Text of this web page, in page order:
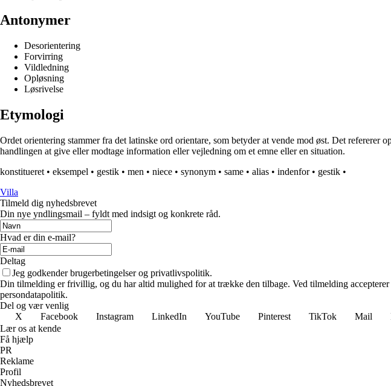
Antonymer
Desorientering
Forvirring
Vildledning
Opløsning
Løsrivelse
Etymologi
Ordet orientering stammer fra det latinske ord orientare, som betyder at vende mod øst. Det
handlingen at give eller modtage information eller vejledning om et emne eller en situation.
konstitueret • eksempel • gestik • men • niece • synonym • same • alias • indenfor• gestik •
Villa
Tilmeld dig nyhedsbrevet
Din nye yndlingsmail – fyldt med indsigt og konkrete råd.
Hvad er din e-mail?
Deltag
Jeg godkender brugerbetingelser og privatlivspolitik.
Din tilmelding er frivillig, og du har altid mulighed for at trække den tilbage. Ved tilmelding
persondatapolitik.
Del og vær venlig
X
Facebook Instagram LinkedIn YouTube Pinterest TikTok Mail
Lær os at kende
Få hjælp
PR
Reklame
Profil
Nyhedsbrevet